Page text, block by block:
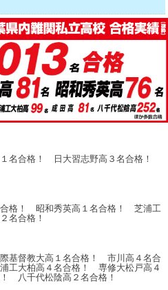
を！
、
チェックテストを実施！
！
バイスも受けることができます！
る！
できます！
当している先生が全力サポート！
お任せください！
！
名合格！ 日大習志野高３名合格！
格！ 昭和秀英高１名合格！ 芝浦工
名合格！
基督教大高１名合格！ 市川高４名合
大柏高４名合格！ 専修大松戸高４
八千代松陰高２名合格！